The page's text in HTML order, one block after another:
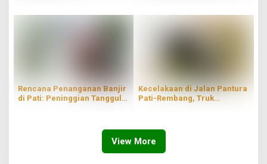
Rencana Penanganan Banjir
di Pati: Peninggian Tanggul
Kecelakaan di Jalan Pantura
Pati-Rembang, Truk
View More